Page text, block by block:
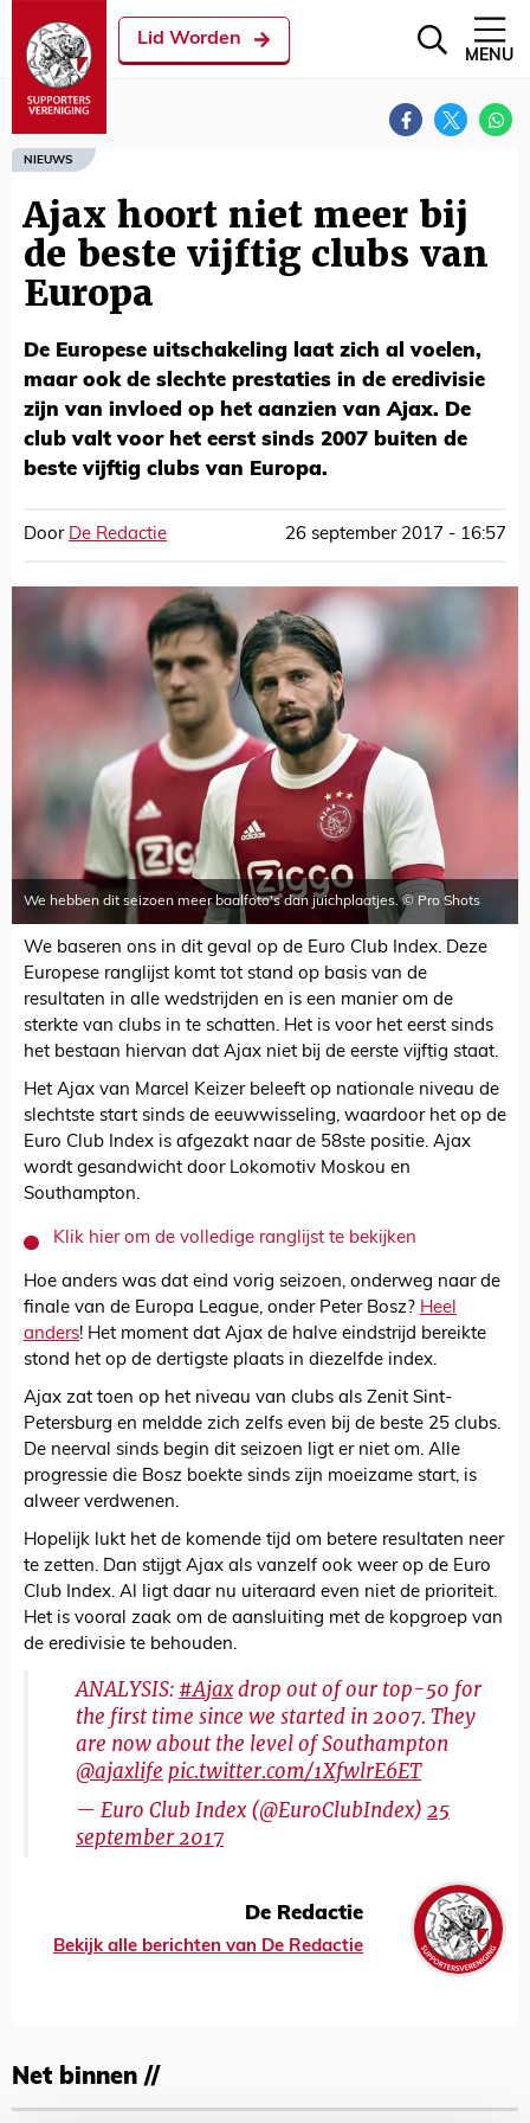
Lid Worden
MENU
NIEUWS
Ajax hoort niet meer bij
de beste vijftig clubs van
Europa
De Europese uitschakeling laat zich al voelen,
maar ook de slechte prestaties in de eredivisie
zijn van invloed op het aanzien van Ajax. De
club valt voor het eerst sinds 2007 buiten de
beste vijftig clubs van Europa.
Door De Redactie 26 september 2017 - 16:57
We hebben dit seizoen meer baalfoto's dan juichplaatjes. © Pro Shots
We baseren ons in dit geval op de Euro Club Index. Deze
Europese ranglijst komt tot stand op basis van de
resultaten in alle wedstrijden en is een manier om de
sterkte van clubs in te schatten. Het is voor het eerst sinds
het bestaan hiervan dat Ajax niet bij de eerste vijftig staat.
Het Ajax van Marcel Keizer beleeft op nationale niveau de
slechtste start sinds de eeuwwisseling, waardoor het op de
Euro Club Index is afgezakt naar de 58ste positie. Ajax
wordt gesandwicht door Lokomotiv Moskou en
Southampton.
Klik hier om de volledige ranglijst te bekijken
Hoe anders was dat eind vorig seizoen, onderweg naar de
finale van de Europa League, onder Peter Bosz? Heel
anders! Het moment dat Ajax de halve eindstrijd bereikte
stond het op de dertigste plaats in diezelfde index.
Ajax zat toen op het niveau van clubs als Zenit Sint-
Petersburg en meldde zich zelfs even bij de beste 25 clubs.
De neerval sinds begin dit seizoen ligt er niet om. Alle
progressie die Bosz boekte sinds zijn moeizame start, is
alweer verdwenen.
Hopelijk lukt het de komende tijd om betere resultaten neer
te zetten. Dan stijgt Ajax als vanzelf ook weer op de Euro
Club Index. Al ligt daar nu uiteraard even niet de prioriteit.
Het is vooral zaak om de aansluiting met de kopgroep van
de eredivisie te behouden.
ANALYSIS: #Ajaxdrop out of our top-50 for
the first time since we started in 2007. They
are now about the level of Southampton
@ajaxlife pic.twitter.com/1XfwlrE6ET
— Euro Club Index (@EuroClubIndex) 25
september 2017
De Redactie
Bekijk alle berichten van De Redactie
Net binnen //